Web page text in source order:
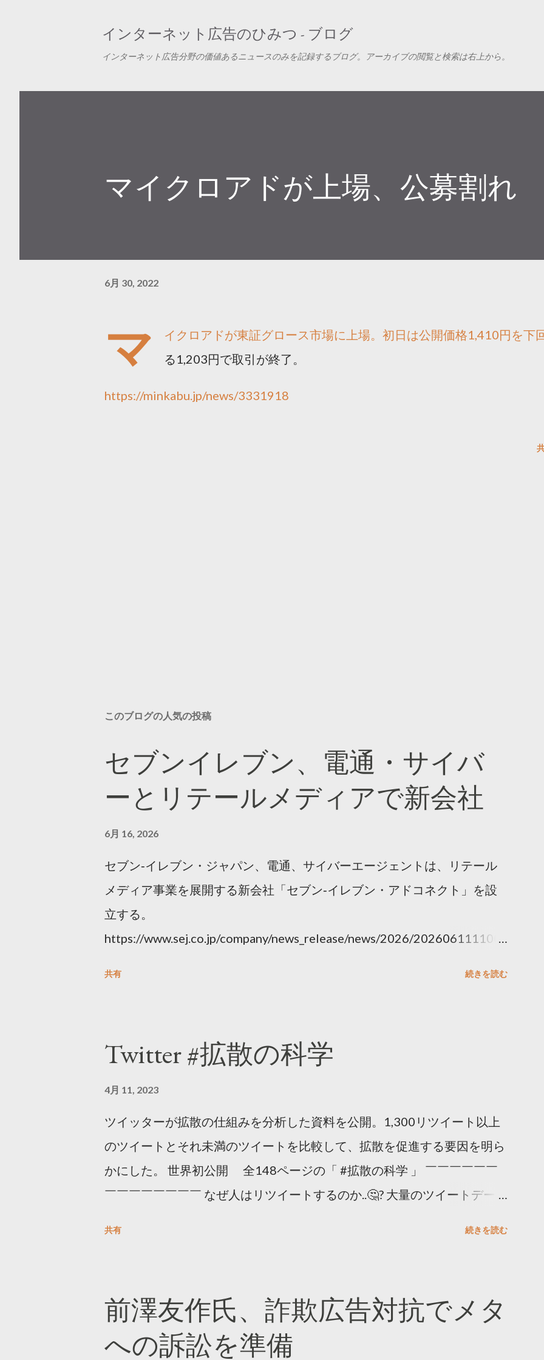
インターネット広告のひみつ - ブログ
インターネット広告分野の価値あるニュースのみを記録するブログ。アーカイブの閲覧と検索は右上から。
マイクロアドが上場、公募割れ
6月 30, 2022
マ
イクロアドが東証グロース市場に上場。初日は公開価格1,410円を下
る1,203円で取引が終了。
https://minkabu.jp/news/3331918
このブログの人気の投稿
セブンイレブン、電通・サイバ
ーとリテールメディアで新会社
6月 16, 2026
セブン‐イレブン・ジャパン、電通、サイバーエージェントは、リテール
メディア事業を展開する新会社「セブン‐イレブン・アドコネクト」を設
立する。
https://www.sej.co.jp/company/news_release/news/2026/202606111100.
共有 続きを読む
Twitter #拡散の科学
4月 11, 2023
ツイッターが拡散の仕組みを分析した資料を公開。1,300リツイート以上
のツイートとそれ未満のツイートを比較して、拡散を促進する要因を明ら
かにした。 世界初公開 全148ページの「 #拡散の科学 」 ￣￣￣￣￣￣
￣￣￣￣￣￣￣￣ なぜ人はリツイートするのか..🤔? 大量のツイートデータ
https://marketing.twitter.com/ja/insights/kakusan
共有 続きを読む
前澤友作氏、詐欺広告対抗でメタ
への訴訟を準備